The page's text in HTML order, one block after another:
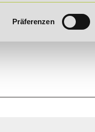
Präferenzen